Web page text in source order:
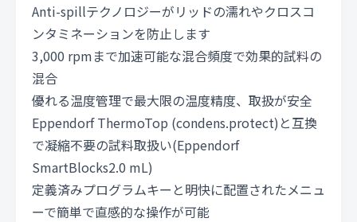
Anti-spillテクノロジーがリッドの濡れやクロスコ
ンタミネーションを防止します
3,000 rpmまで加速可能な混合頻度で効果的試料の
混合
優れる温度管理で最大限の温度精度、取扱が安全
Eppendorf ThermoTop (condens.protect)と互換
で凝縮不要の試料取扱い(Eppendorf
SmartBlocks2.0 mL)
定義済みプログラムキーと明快に配置されたメニュ
ーで簡単で直感的な操作が可能